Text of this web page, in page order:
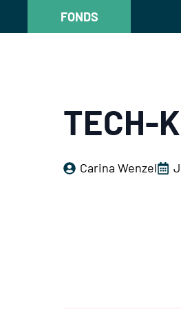
FONDS
FONDS
TECH-
Carina Wenzel